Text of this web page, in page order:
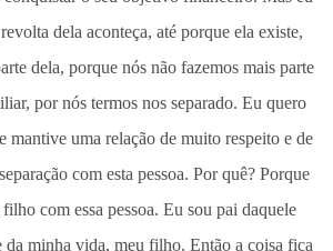
dela aconteça, até porque ela existe,
dela, porque nós não fazemos mais parte
por nós termos nos separado. Eu quero
mantive uma relação de muito respeito e de
com esta pessoa. Por quê? Porque
com essa pessoa. Eu sou pai daquele
da minha vida, meu filho. Então a coisa fica